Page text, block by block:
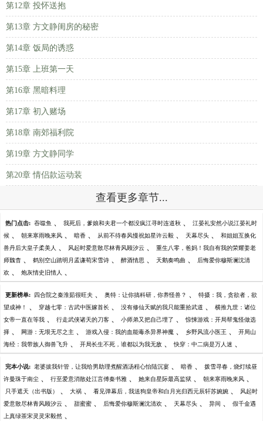
第12章 投怀送抱
第13章 方文静闺房的秘密
第14章 饭局的诱惑
第15章 上班第一天
第16章 黑暗料理
第17章 初入赌场
第18章 南郊福利院
第19章 方文静同学
第20章 情侣款运动装
查看更多章节...
热门点击: 吞噬鱼 、 我死后，爹娘和夫君一个都没疯江寻时连道秋 、 江晏礼安然小说江晏礼时
候 、 朝来寒雨晚来风 、 暗香 、 从前不待春风慢祝如星许云毅 、 天幕尽头 、 和姐姐互换化
兽丹后大皇子柔美人 、 风起时爱意散尽林青风顾汐云 、 重生八零，爸妈！我自有我的荣耀姜老
师魏杳 、 鹤别空山踏明月孟谦荀宋雪诗 、 醉酒情思 、 天鹅奏鸣曲 、 后悔爱你穆斯澜沈清
欢 、 炮灰情史旧情人 、
更新榜单: 四合院之秦淮茹很旺夫 、 奥特：让你搞科研，你养怪兽？ 、 特摄：我，贪欲者，欲
望成神！ 、 穿越七零：古武中医嫁首长 、 没有修仙天赋的我只能重拾武道 、 横推九世：诸位
女帝一直在等我 、 行走武侠诸天的刀客 、 小师弟又把自己埋了 、 惊悚游戏：开局帮鬼怪做选
择 、 网游：无垠无尽之主 、 游戏入侵：我的血能毒杀异界神魔 、 乡野风流小医王 、 开局山
海经：我带族人御兽飞升 、 开局长生不死，谁都以为我无敌 、 快穿：中二病是万人迷 、
完本小说: 老婆拔我针管，让我给男助理煮醒酒汤程心怡陆沉宴 、 暗香 、 拨雪寻春，烧灯续昼
许曼珠于南尘 、 行至爱意消散处江言傅秦书雅 、 她来自星际最高监狱 、 朝来寒雨晚来风 、
只手遮天（出书版） 、 大祸 、 看见弹幕后，我送狗皇帝和白月光归西元辰轩苏婉婉 、 风起时
爱意散尽林青风顾汐云 、 甜蜜蜜 、 后悔爱你穆斯澜沈清欢 、 天幕尽头 、 异间 、 假千金遇
上真绿茶宋灵灵宋毅然 、